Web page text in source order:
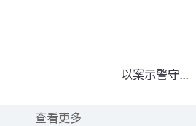
以案示警守...
查看更多